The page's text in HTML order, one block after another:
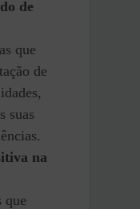
de
que
de
suas
na
que